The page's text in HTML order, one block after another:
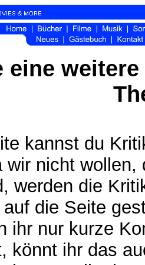
eine
kannst du
wir nicht
werden die
die Seite
ihr nur kurze
könnt ihr das